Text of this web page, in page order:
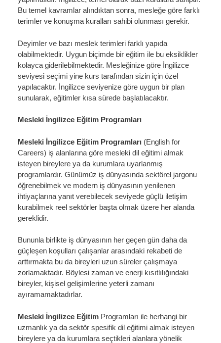
Bu temel kavramlar alındıktan sonra, mesleğe göre farklı
terimler ve konuşma kuralları sahibi olunması gerekir.
Deyimler ve bazı meslek terimleri farklı yapıda
olabilmektedir. Uygun biçimde bir eğitim ile bu eksiklikler
kolayca giderilebilmektedir. Mesleğinize göre İngilizce
seviyesi seçimi yine kurs tarafından sizin için özel
yapılacaktır. İngilizce seviyenize göre uygun bir plan
sunularak, eğitimler kısa sürede başlatılacaktır.
Mesleki İngilizce Eğitim Programları
Mesleki İngilizce Eğitim Programları (English for
Careers) iş alanlarına göre mesleki dil eğitimi almak
isteyen bireylere ya da kurumlara uyarlanmış
programlardır. Günümüz iş dünyasında sektörel jargonu
öğrenebilmek ve modern iş dünyasının yenilenen
ihtiyaçlarına yanıt verebilecek seviyede güçlü iletişim
kurabilmek reel sektörler başta olmak üzere her alanda
gereklidir.
Bununla birlikte iş dünyasının her geçen gün daha da
güçleşen koşulları çalışanlar arasındaki rekabeti de
arttırmakta bu da bireyleri uzun süreler çalışmaya
zorlamaktadır. Böylesi zaman ve enerji kısıtlılığındaki
bireyler, kişisel gelişimlerine yeterli zamanı
ayıramamaktadırlar.
Mesleki İngilizce Eğitim Programları ile herhangi bir
uzmanlık ya da sektör spesifik dil eğitimi almak isteyen
bireylere ya da kurumlara seçtikleri alanlara yönelik